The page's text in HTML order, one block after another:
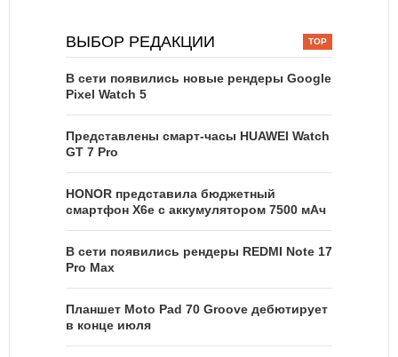
ВЫБОР РЕДАКЦИИ
В сети появились новые рендеры Google
Pixel Watch 5
Представлены смарт-часы HUAWEI Watch
GT 7 Pro
HONOR представила бюджетный
смартфон X6e с аккумулятором 7500 мАч
В сети появились рендеры REDMI Note 17
Pro Max
Планшет Moto Pad 70 Groove дебютирует
в конце июля